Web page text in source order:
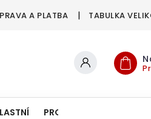
A PLATBA TABULKA
PRO FIRMY & SPOLKY